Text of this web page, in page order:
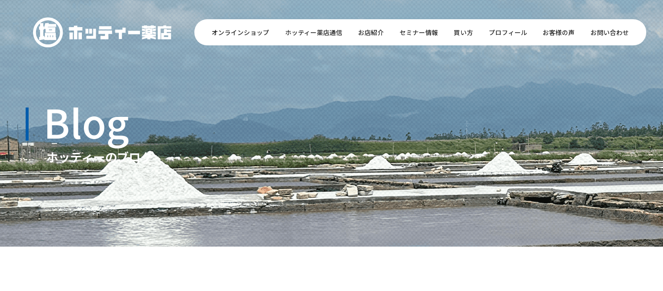
オンラインショップ ホッティー薬店通信 お店紹介 セミナー情報 買い方 プロフィール お客様の声 お問い合わせ
Blog
ホッティーのブログ